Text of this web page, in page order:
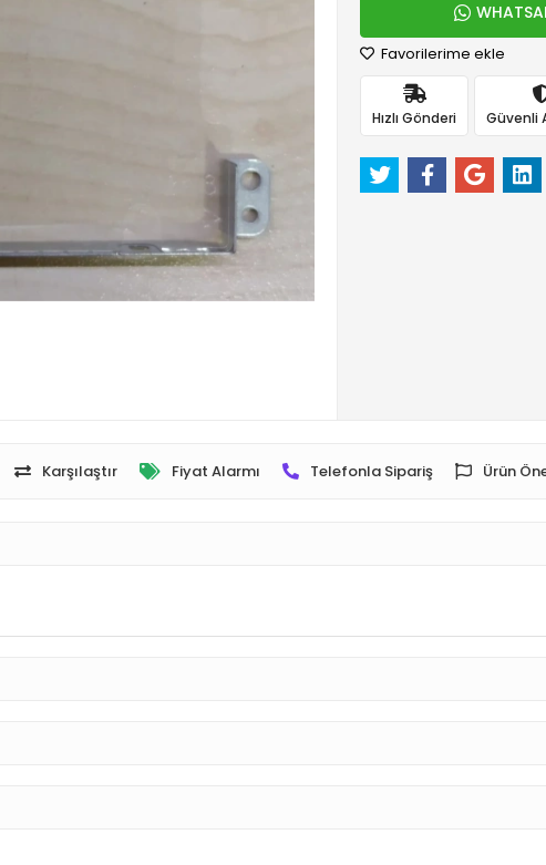
Favorilerime ekle
Hızlı Gönderi Güvenli
Karşılaştır Fiyat Alarmı Telefonla Sipariş Ürün